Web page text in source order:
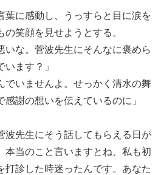
葉に感動し、うっすらと目に涙を
笑顔を見せようとする。
いな。菅波先生にそんなに褒めら
ます？」
でいませんよ。せっかく清水の舞
謝の想いを伝えているのに」
波先生にそう話してもらえる日が
本当のこと言いますとね、私も初
打診した時迷ったんです。あなた